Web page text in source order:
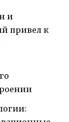
и
привел к